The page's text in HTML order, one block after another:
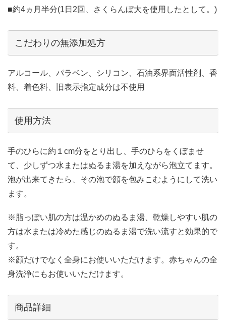
■約4ヵ月半分(1日2回、さくらんぼ大を使用したとして。)
こだわりの無添加処方
アルコール、パラベン、シリコン、石油系界面活性剤、香
料、着色料、旧表示指定成分は不使用
使用方法
手のひらに約１cm分をとり出し、手のひらをくぼませ
て、少しずつ水またはぬるま湯を加えながら泡立てます。
泡が出来てきたら、その泡で顔を包みこむようにして洗い
ます。
※脂っぽい肌の方は温かめのぬるま湯、乾燥しやすい肌の
方は水または冷めた感じのぬるま湯で洗い流すと効果的で
す。
※顔だけでなく全身にお使いいただけます。赤ちゃんの全
身洗浄にもお使いいただけます。
商品詳細